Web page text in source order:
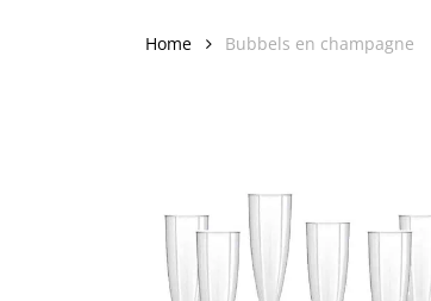
Home Bubbels en champagne